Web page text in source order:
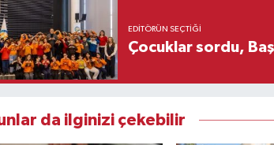
EDITÖRÜN SEÇTIĞI
Çocuklar sordu,
da ilginizi çekebilir